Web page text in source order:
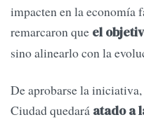
impacten en la economía
remarcaron que el
sino alinearlo con la
De aprobarse la
Ciudad quedará atado a